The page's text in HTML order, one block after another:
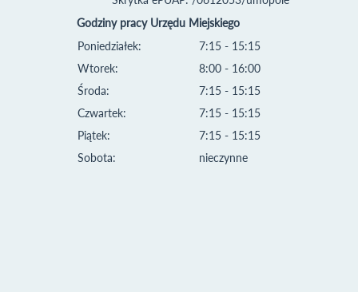
Godziny pracy Urzędu Miejskiego
Poniedziałek:
Wtorek:
Środa:
Czwartek:
Piątek:
Sobota:
7:15 - 15:15
8:00 - 16:00
7:15 - 15:15
7:15 - 15:15
7:15 - 15:15
nieczynne